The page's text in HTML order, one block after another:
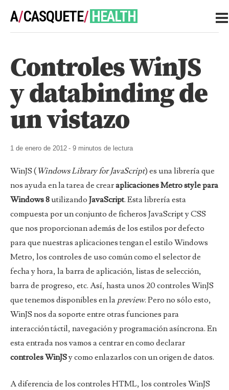
A/CASQUETE/ HEALTH
NOTES
Controles WinJS
y databinding de
un vistazo
1 de enero de 2012 - 9 minutos de lectura
WinJS ( Windows Library for JavaScript) es una librería que
nos ayuda en la tarea de crearaplicaciones Metro style para
Windows 8utilizando JavaScript. Esta librería esta
compuesta por un conjunto de ficheros JavaScript y CSS
que nos proporcionan además de los estilos por defecto
para que nuestras aplicaciones tengan el estilo Windows
Metro, los controles de uso común como el selector de
fecha y hora, la barra de aplicación, listas de selección,
barra de progreso, etc. Así, hasta unos 20 controles WinJS
que tenemos disponibles en la preview. Pero no sólo esto,
WinJS nos da soporte entre otras funciones para
interacción táctil, navegación y programación asíncrona. En
esta entrada nos vamos a centrar en como declarar
controles WinJSy como enlazarlos con un origen de datos.
A diferencia de los controles HTML, los controles WinJS